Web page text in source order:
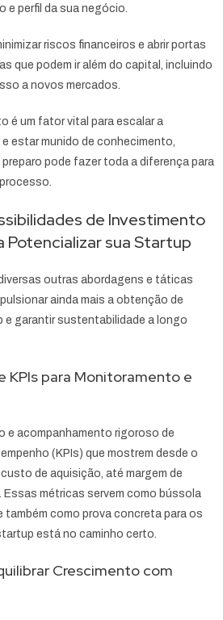
e perfil da sua negócio.
riscos financeiros e abrir portas
que podem ir além do capital, incluindo
a novos mercados.
é um fator vital para escalar a
estar munido de conhecimento,
pode fazer toda a diferença para
de Investimento
Potencializar sua Startup
outras abordagens e táticas
ainda mais a obtenção de
e garantir sustentabilidade a longo
KPIs para Monitoramento e
e acompanhamento rigoroso de
(KPIs) que mostrem desde o
de aquisição, até margem de
métricas servem como bússola
como prova concreta para os
está no caminho certo.
Crescimento com